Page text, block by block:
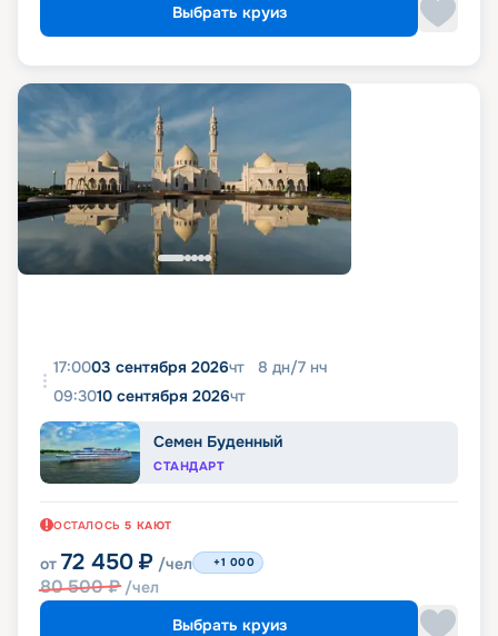
Выбрать круиз
17:0003 сентября 2026чт 8 дн/7 нч
09:3010 сентября 2026чт
Семен Буденный
СТАНДАРТ
ОСТАЛОСЬ 5 КАЮТ
от 72 450 ₽ /чел
80 500₽ /чел
+1 000
Выбрать круиз